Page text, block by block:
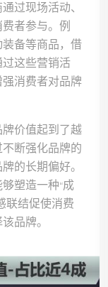
过现场活动、
者参与。例
备等商品，借
这些营销活
消费者对品牌
价值起到了越
断强化品牌的
的长期偏好。
塑造一种“成
联结促使消费
品牌。